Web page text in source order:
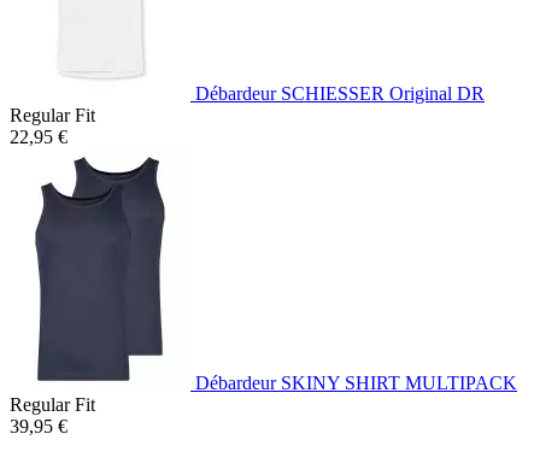
Débardeur SCHIESSER Original DR
Regular Fit
22,95 €
Débardeur SKINY SHIRT MULTIPACK
Regular Fit
39,95 €